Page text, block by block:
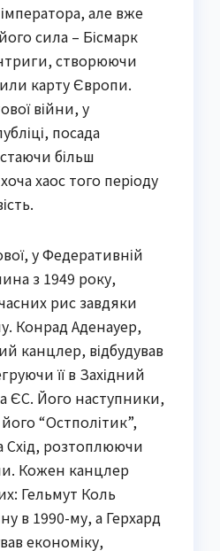
але вже
сила – Бісмарк
створюючи
карту Європи.
війни, у
посада
більш
хаос того періоду
у Федеративній
з 1949 року,
рис завдяки
Конрад Аденауер,
канцлер, відбудував
її в Західний
ЄС. Його наступники,
“Остполітик”,
Схід, розтоплюючи
Кожен канцлер
Гельмут Коль
в 1990-му, а Герхард
економіку,